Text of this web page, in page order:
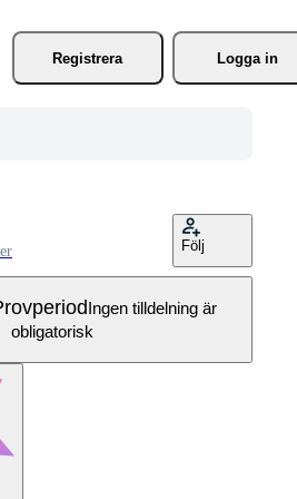
Registrera
Logga in
Följ
Ingen tilldelning är
obligatorisk